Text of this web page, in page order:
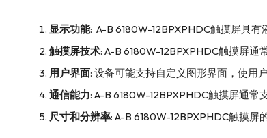
显示功能: A-B 6180W-12BPXPHDC触摸屏具有
触摸屏技术: A-B 6180W-12BPXPHDC触摸屏通
用户界面: 设备可能支持自定义图形界面，使用
通信能力: A-B 6180W-12BPXPHDC触摸屏通常
尺寸和分辨率: A-B 6180W-12BPXPHDC触摸屏